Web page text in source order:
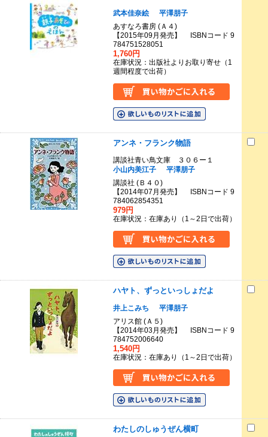
武本佳奈絵
平澤朋子
あすなろ書房 (Ａ４)
【2015年09月発売】 ISBNコード 9
784751528051
1,760円
在庫状況：出版社よりお取り寄せ（1
週間程度で出荷）
アンネ・フランク物語
講談社青い鳥文庫 ３０６ー１
小山内美江子
平澤朋子
講談社 (Ｂ４０)
【2014年07月発売】 ISBNコード 9
784062854351
979円
在庫状況：在庫あり（1～2日で出荷）
ハヤト、ずっといっしょだよ
井上こみち
平澤朋子
アリス館 (Ａ５)
【2014年03月発売】 ISBNコード 9
784752006640
1,540円
在庫状況：在庫あり（1～2日で出荷）
わたしのしゅうぜん横町